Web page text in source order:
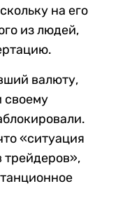
на его
из людей,
валюту,
своему
«ситуация
трейдеров»,